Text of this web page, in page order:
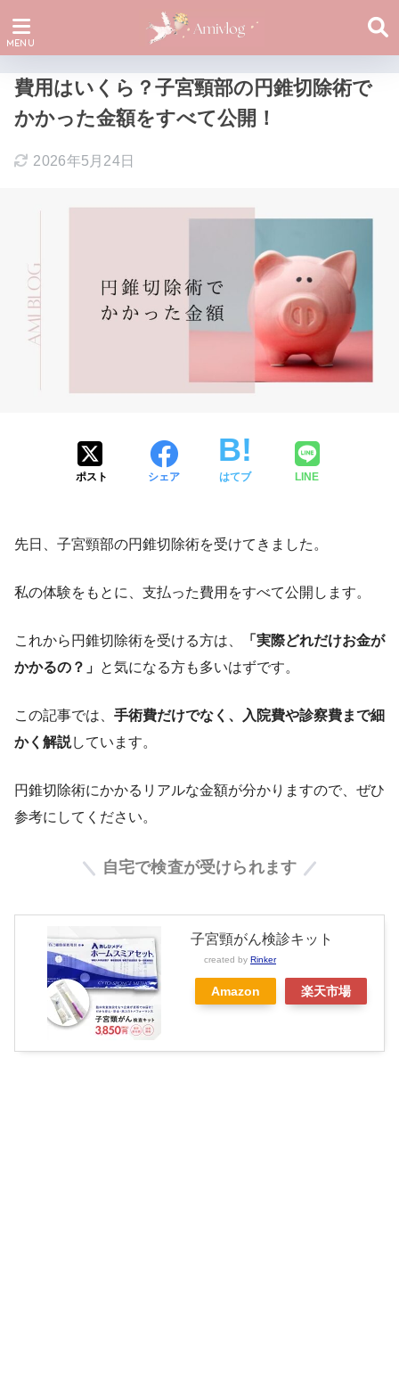
費用はいくら？子宮頸部の円錐切除術で
かかった金額をすべて公開！
2026年5月24日
ポスト シェア はてブ LINE
先日、子宮頸部の円錐切除術を受けてきました。
私の体験をもとに、支払った費用をすべて公開します。
これから円錐切除術を受ける方は、
「実際どれだけお金が
かかるの？」 と気になる方も多いはずです。
この記事では、 手術費だけでなく、入院費や診察費まで細
かく解説しています。
円錐切除術にかかるリアルな金額が分かりますので、ぜひ
参考にしてください。
自宅で検査が受けられます
子宮頸がん検診キット
created by Rinker
Amazon 楽天市場